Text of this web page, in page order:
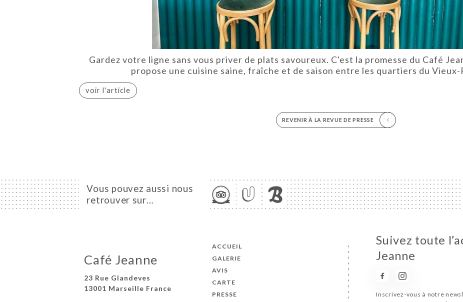
Gardez votre ligne sans vous priver de plats savoureux. C'est la promesse du Café
propose une cuisine saine, fraîche et de saison entre les quartiers du
voir l'article
REVENIR À LA REVUE DE PRESSE
Vous pouvez aussi nous
retrouver sur…
Café Jeanne
23 Rue Glandeves
13001 Marseille France
ACCUEIL
GALERIE
AVIS
CARTE
PRESSE
Suivez toute
Jeanne
Inscrivez-vous à notre